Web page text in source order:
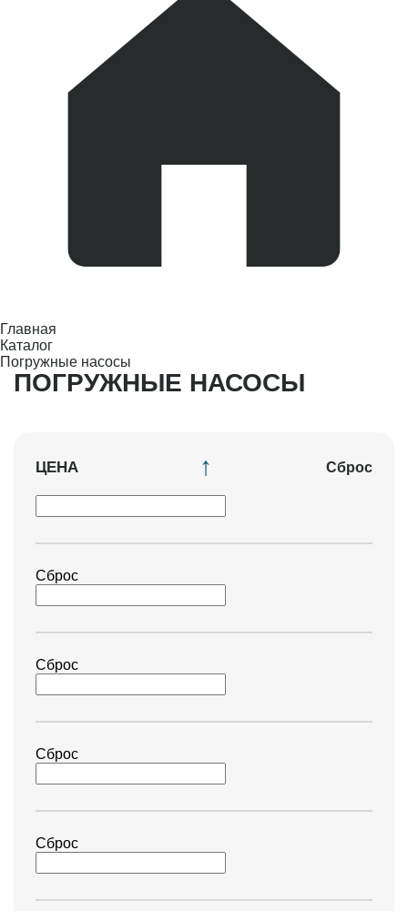
Главная
Каталог
Погружные насосы
ПОГРУЖНЫЕ НАСОСЫ
ЦЕНА Сброс
Сброс
Сброс
Сброс
Сброс